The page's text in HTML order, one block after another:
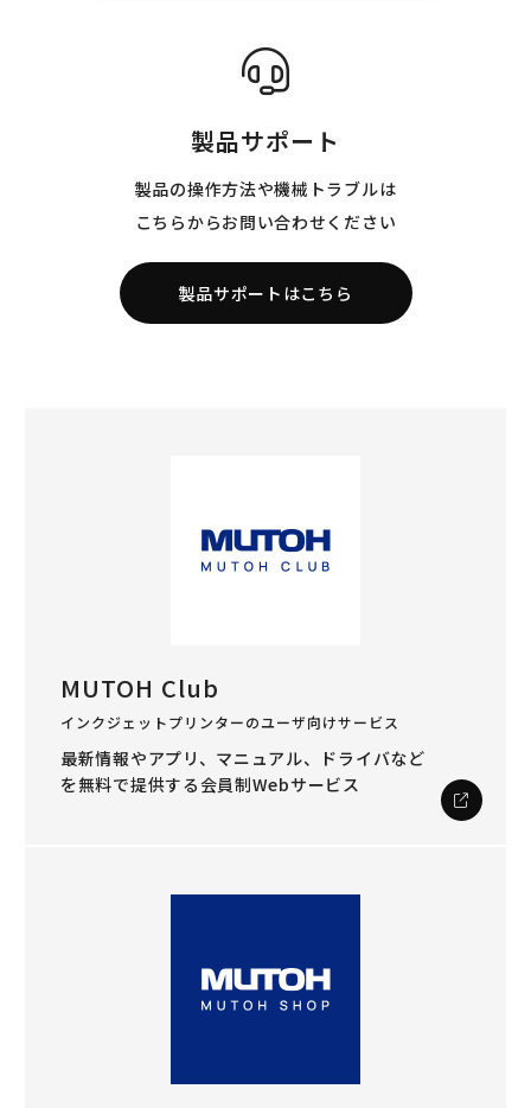
製品サポート
製品の操作方法や機械トラブルは
こちらからお問い合わせください
製品サポートはこちら
MUTOH Club
インクジェットプリンターのユーザ向けサービス
最新情報やアプリ、マニュアル、ドライバなど
を無料で提供する会員制Webサービス